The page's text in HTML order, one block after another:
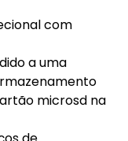
com
a uma
microsd na